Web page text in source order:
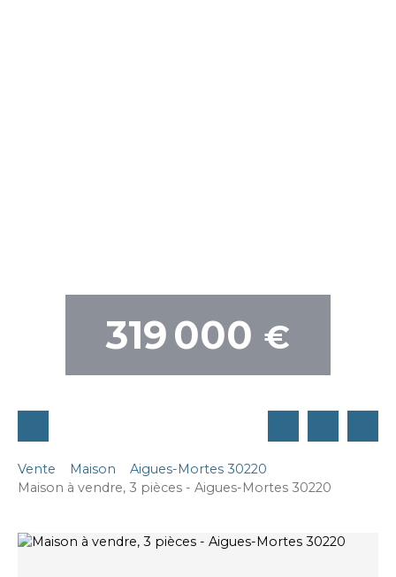
319 000 €
Vente Maison
Aigues-Mortes 30220
Maison à vendre, 3 pièces - Aigues-Mortes 30220